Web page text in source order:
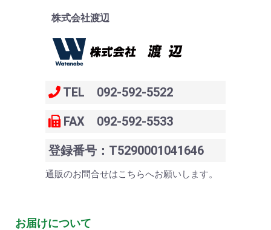
株式会社渡辺
TEL 092-592-5522
FAX 092-592-5533
登録番号：T5290001041646
通販のお問合せはこちらへお願いします。
お届けについて